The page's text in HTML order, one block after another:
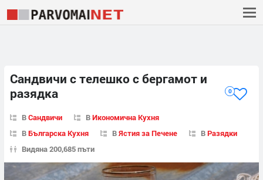
Сандвичи с телешко с бергамот и
разядка
0
ВСандвичи ВИкономична Кухня
ВБългарска Кухня ВЯстия за Печене ВРазядки
Видяна 200,685 пъти